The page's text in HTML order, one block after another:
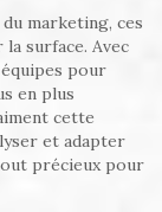
marketing, ces
surface. Avec
pour
en plus
cette
et adapter
précieux pour